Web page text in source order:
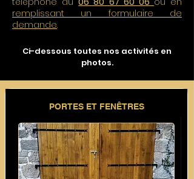
remplissant un formulaire de
demande.
Ci-dessous toutes nos activités en
photos.
PORTES ET FENÊTRES